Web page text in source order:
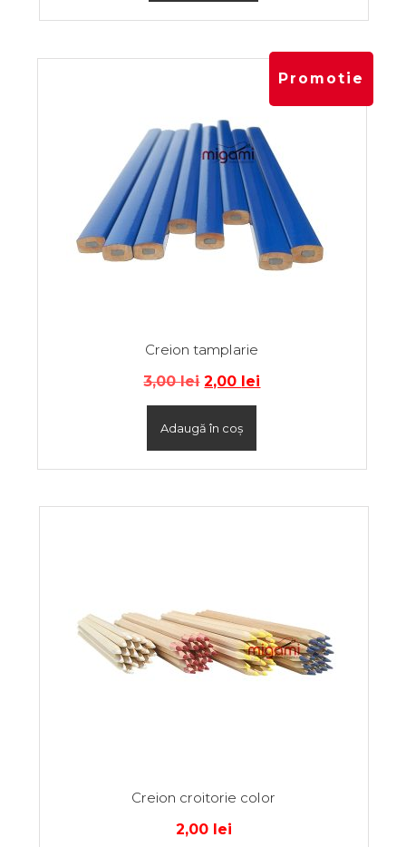
Promotie
Creion tamplarie
3,00lei 2,00 lei
Adaugă în coș
Creion croitorie color
2,00 lei